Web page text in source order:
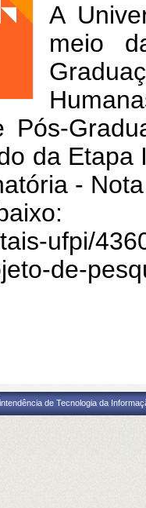
A
meio
Pós-
da
-
ufpi/
de-
de Tecnologia da